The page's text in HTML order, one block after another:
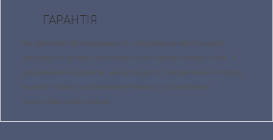
ГАРАНТІЯ
Ми прагнемо бути кращими, та слідкуємо за якістю нашої
продукції та цінуємо репутацію нашої торгової марки Ladan. У
разі виявленя дефектів, невідповідності замовлення чи браку,
ви маєте право на поверененя товару у встановленні
законодавством терміни.